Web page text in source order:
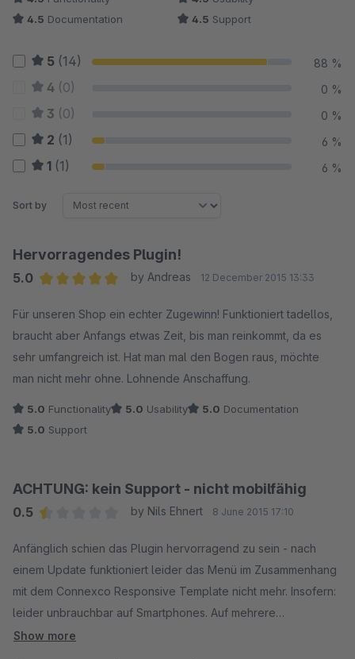
4.5 Documentation 4.5 Support
5 (14) 88 %
4 (0) 0 %
3 (0) 0 %
2 (1) 6 %
1 (1) 6 %
Sort by
Hervorragendes Plugin!
5.0
by Andreas 12 December 2015 13:33
Für unseren Shop ein echter Zugewinn! Funktioniert tadellos,
braucht aber Anfangs etwas Zeit, bis man reinkommt, da es
sehr umfangreich ist. Hat man mal den Bogen raus, möchte
man nicht mehr ohne. Lohnende Anschaffung.
5.0 Functionality 5.0 Usability 5.0 Documentation
5.0 Support
ACHTUNG: kein Support - nicht mobilfähig
0.5
by Nils Ehnert 8 June 2015 17:10
Anfänglich schien das Plugin hervorragend zu sein - nach
einem Update funktioniert leider das Menü im Zusammenhang
mit dem Connexco Responsive Template nicht mehr. Insofern:
leider unbrauchbar auf Smartphones. Auf mehrere
Supportanfragen wurde in keiner Weise reagiert. Ärgerlich &
Show more